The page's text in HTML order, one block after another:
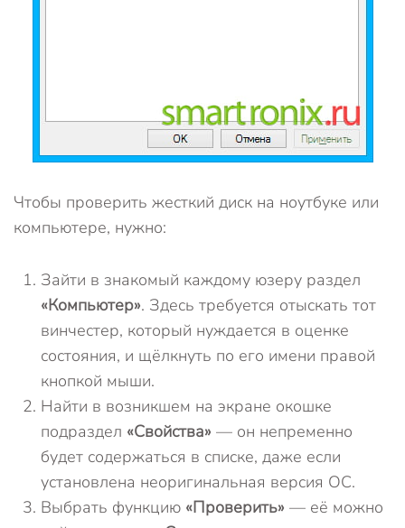
Чтобы проверить жесткий диск на ноутбуке или
компьютере, нужно:
Зайти в знакомый каждому юзеру раздел
«Компьютер». Здесь требуется отыскать тот
винчестер, который нуждается в оценке
состояния, и щёлкнуть по его имени правой
кнопкой мыши.
Найти в возникшем на экране окошке
подраздел «Свойства» — он непременно
будет содержаться в списке, даже если
установлена неоригинальная версия ОС.
Выбрать функцию «Проверить» — её можно